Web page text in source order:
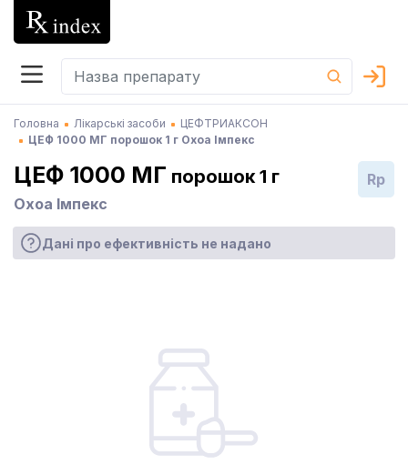
Головна Лікарські засоби
ЦЕФТРИАКСОН
ЦЕФ 1000 МГ порошок 1 г Охоа Імпекс
ЦЕФ 1000 МГ порошок 1 г
Охоа Імпекс
Rp
Дані про ефективність не надано